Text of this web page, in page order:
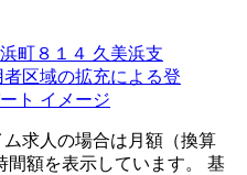
求人の場合は月額（換算
額を表示しています。 基